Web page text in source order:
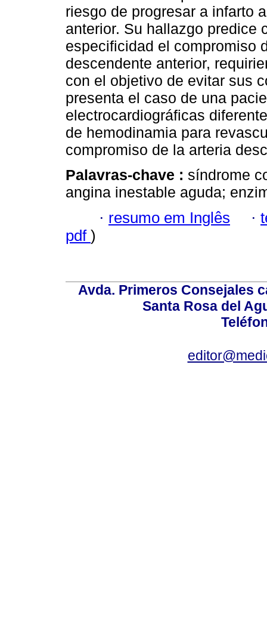
riesgo de progresar a infarto
anterior. Su hallazgo predice
especificidad el compromiso
descendente anterior,
con el objetivo de evitar sus
presenta el caso de una
electrocardiográficas
de hemodinamia para
compromiso de la arteria
Palavras-chave : síndrome
angina inestable aguda;
· resumo em Inglês ·
pdf )
Avda. Primeros Consejales
Santa Rosa del